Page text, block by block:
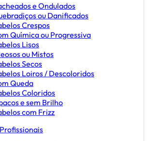
e Ondulados
ou Danificados
Crespos
Química ou Progressiva
Lisos
ou Mistos
Secos
Loiros / Descoloridos
Queda
Coloridos
e sem Brilho
com Frizz